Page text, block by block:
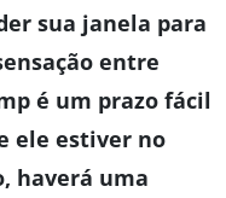
sua janela para
entre
é um prazo fácil
ele estiver no
haverá uma